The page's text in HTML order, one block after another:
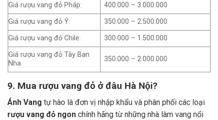
Giá rượu vang đỏ Pháp:
400.000 – 3.000.000
Giá rượu vang đỏ Ý:
350.000 – 2.500.000
Giá rượu vang đỏ Chile:
300.000 – 1.500.000
Giá rượu vang đỏ Tây Ban
Nha
350.000 – 2.000.000
9. Mua rượu vang đỏ ở đâu Hà Nội?
Ánh Vang tự hào là đơn vị nhập khẩu và phân phối các loại
rượu vang đỏ ngon chính hãng từ những nhà làm vang nổi